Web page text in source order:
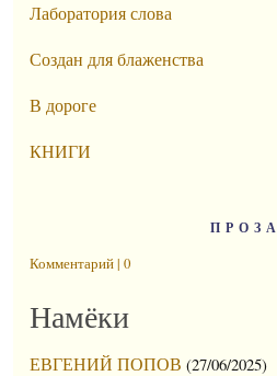
Лаборатория слова
Создан для блаженства
В дороге
КНИГИ
ПРОЗА
Комментарий | 0
Намёки
ЕВГЕНИЙ ПОПОВ (27/06/2025)